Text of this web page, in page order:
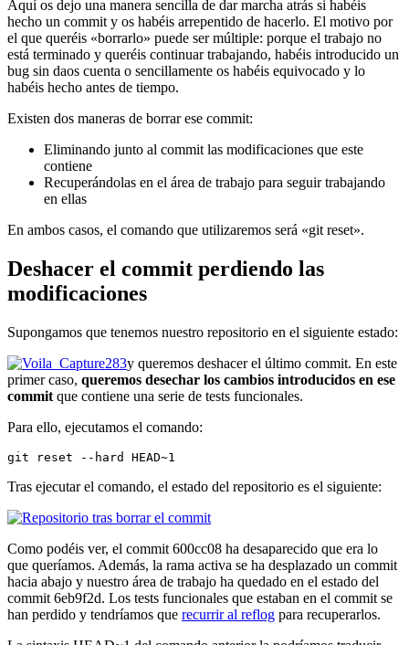
Aquí os dejo una manera sencilla de dar marcha atrás si habéis
hecho un commit y os habéis arrepentido de hacerlo. El motivo por
el que queréis «borrarlo» puede ser múltiple: porque el trabajo no
está terminado y queréis continuar trabajando, habéis introducido un
bug sin daos cuenta o sencillamente os habéis equivocado y lo
habéis hecho antes de tiempo.
Existen dos maneras de borrar ese commit:
Eliminando junto al commit las modificaciones que este
contiene
Recuperándolas en el área de trabajo para seguir trabajando
en ellas
En ambos casos, el comando que utilizaremos será «git reset».
Deshacer el commit perdiendo las
modificaciones
Supongamos que tenemos nuestro repositorio en el siguiente estado:
y queremos deshacer el último commit. En este
primer caso, queremos desechar los cambios introducidos en ese
commit que contiene una serie de tests funcionales.
Para ello, ejecutamos el comando:
git reset --hard HEAD~1
Tras ejecutar el comando, el estado del repositorio es el siguiente:
Como podéis ver, el commit 600cc08 ha desaparecido que era lo
que queríamos. Además, la rama activa se ha desplazado un commit
hacia abajo y nuestro área de trabajo ha quedado en el estado del
commit 6eb9f2d. Los tests funcionales que estaban en el commit se
han perdido y tendríamos que recurrir al reflog para recuperarlos.